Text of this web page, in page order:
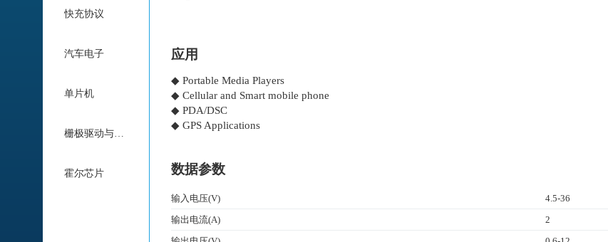
快充协议
汽车电子
单片机
栅极驱动与电机驱动
霍尔芯片
应用
◆ Portable Media Players
◆ Cellular and Smart mobile phone
◆ PDA/DSC
◆ GPS Applications
数据参数
输入电压(V)
4.5-36
输出电流(A)
2